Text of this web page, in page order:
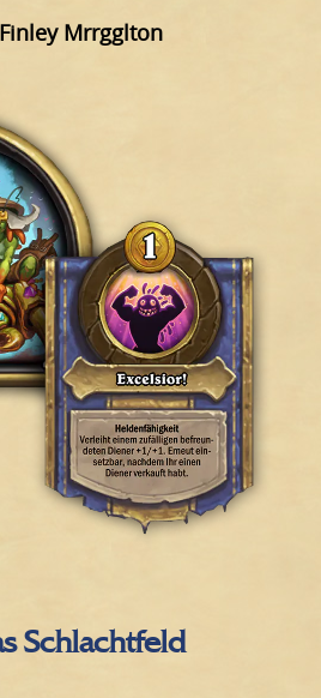
Mrrgglton
Schlachtfeld